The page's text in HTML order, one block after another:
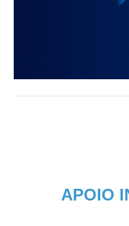
APOIO